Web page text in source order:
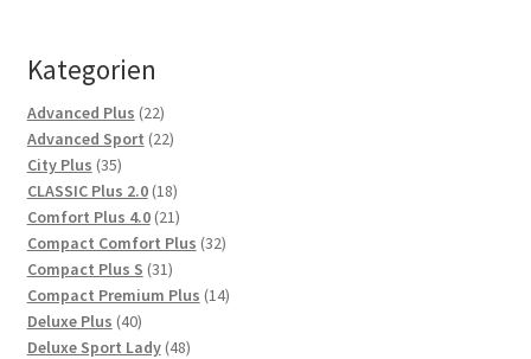
Kategorien
Advanced Plus 2222
Produkte
Advanced Sport 2222
City Plus 3535
Produkte
CLASSIC Plus 2.0 1818
Produkte
Comfort Plus 4.0 2121
Produkte
Compact Comfort Plus 3232
Compact Plus S 3131
Produkte
Compact Premium Plus 1414
Deluxe Plus 4040
Produkte
Deluxe Sport Lady 4848